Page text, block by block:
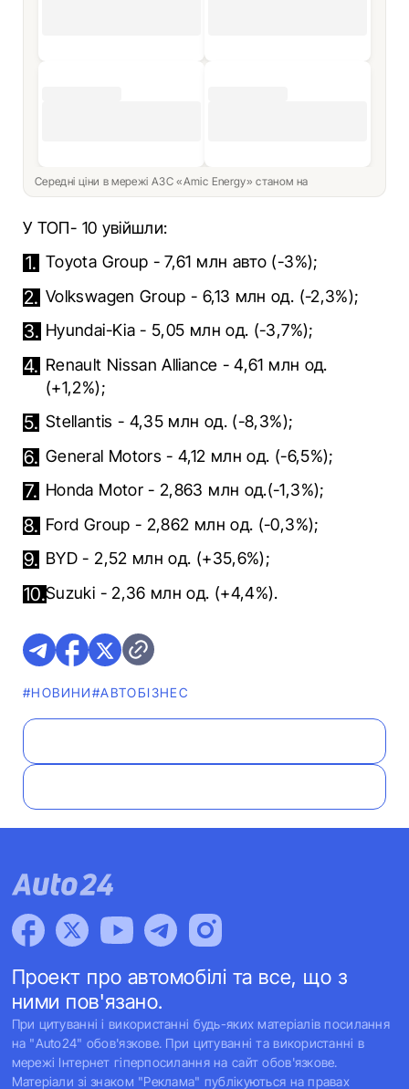
Середні ціни в мережі АЗС «Amic Energy» станом на
У ТОП- 10 увійшли:
Toyota Group - 7,61 млн авто (-3%);
Volkswagen Group - 6,13 млн од. (-2,3%);
Hyundai-Kia - 5,05 млн од. (-3,7%);
Renault Nissan Alliance - 4,61 млн од.
(+1,2%);
Stellantis - 4,35 млн од. (-8,3%);
General Motors - 4,12 млн од. (-6,5%);
Honda Motor - 2,863 млн од.(-1,3%);
Ford Group - 2,862 млн од. (-0,3%);
BYD - 2,52 млн од. (+35,6%);
Suzuki - 2,36 млн од. (+4,4%).
#НОВИНИ#АВТОБІЗНЕС
Проект про автомобілі та все, що з
ними пов'язано.
При цитуванні і використанні будь-яких матеріалів посилання
на "Auto24" обов'язкове. При цитуванні та використанні в
мережі Інтернет гіперпосилання на сайт обов'язкове.
Матеріали зі знаком "Реклама" публікуються на правах